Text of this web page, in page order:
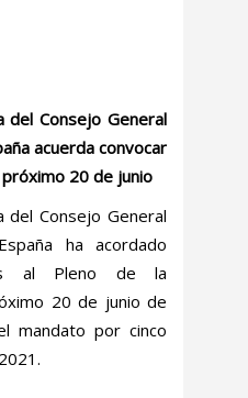
del Consejo General
acuerda convocar
20 de junio
del Consejo General
ha acordado
al Pleno de la
20 de junio de
mandato por cinco